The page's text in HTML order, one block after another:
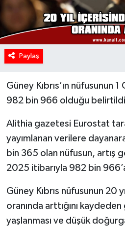
Paylaş
Güney Kıbrıs’ın nüfusunun
982 bin 966 olduğu
Alithia gazetesi Eurostat
yayımlanan verilere
bin 365 olan nüfusun, artış
2025 itibarıyla 982 bin
Güney Kıbrıs nüfusunun 20
oranında arttığını
yaşlanması ve düşük